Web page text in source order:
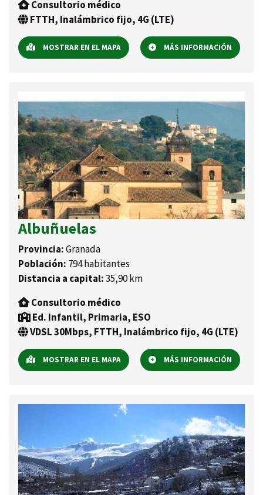
Consultorio médico
FTTH, Inalámbrico fijo, 4G (LTE)
MOSTRAR EN EL MAPA MÁS INFORMACIÓN
Albuñuelas
Provincia:Granada
Población: 794 habitantes
Distancia a capital:35,90 km
Consultorio médico
Ed. Infantil, Primaria, ESO
VDSL 30Mbps, FTTH, Inalámbrico fijo, 4G (LTE)
MOSTRAR EN EL MAPA MÁS INFORMACIÓN